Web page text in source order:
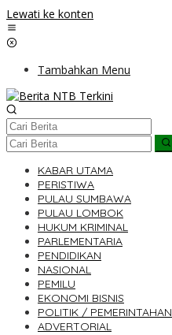
Lewati ke konten
Tambahkan Menu
KABAR UTAMA
PERISTIWA
PULAU SUMBAWA
PULAU LOMBOK
HUKUM KRIMINAL
PARLEMENTARIA
PENDIDIKAN
NASIONAL
PEMILU
EKONOMI BISNIS
POLITIK / PEMERINTAHAN
ADVERTORIAL